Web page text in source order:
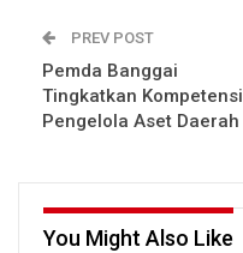
PREV POST
Pemda Banggai
Tingkatkan Kompetensi
Pengelola Aset Daerah
You Might Also Like